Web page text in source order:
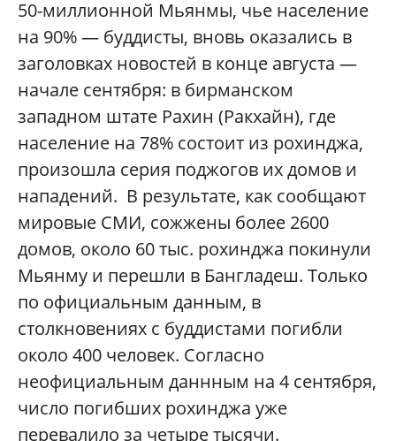
50-миллионной Мьянмы, чье население
на 90% — буддисты, вновь оказались в
заголовках новостей в конце августа —
начале сентября: в бирманском
западном штате Рахин (Ракхайн), где
население на 78% cостоит из рохинджа,
произошла серия поджогов их домов и
нападений. В результате, как сообщают
мировые СМИ, сожжены более 2600
домов, около 60 тыс. рохинджа покинули
Мьянму и перешли в Бангладеш. Только
по официальным данным, в
столкновениях с буддистами погибли
около 400 человек. Согласно
неофициальным даннным на 4 сентября,
число погибших рохинджа уже
перевалило за четыре тысячи.